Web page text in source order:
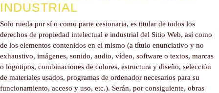
INDUSTRIAL
Solo rueda por sí o como parte cesionaria, es titular de todos los
derechos de propiedad intelectual e industrial del Sitio Web, así como
de los elementos contenidos en el mismo (a título enunciativo y no
exhaustivo, imágenes, sonido, audio, vídeo, software o textos, marcas
o logotipos, combinaciones de colores, estructura y diseño, selección
de materiales usados, programas de ordenador necesarios para su
funcionamiento, acceso y uso, etc.). Serán, por consiguiente, obras